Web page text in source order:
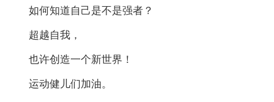
如何知道自己是不是强者？
超越自我，
也许创造一个新世界！
运动健儿们加油。